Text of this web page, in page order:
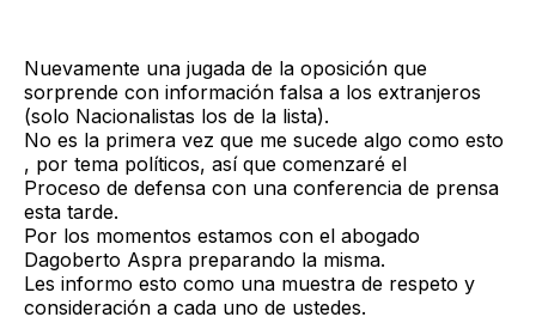
Nuevamente una jugada de la oposición que
sorprende con información falsa a los extranjeros
(solo Nacionalistas los de la lista).
No es la primera vez que me sucede algo como esto
, por tema políticos, así que comenzaré el
Proceso de defensa con una conferencia de prensa
esta tarde.
Por los momentos estamos con el abogado
Dagoberto Aspra preparando la misma.
Les informo esto como una muestra de respeto y
consideración a cada uno de ustedes.